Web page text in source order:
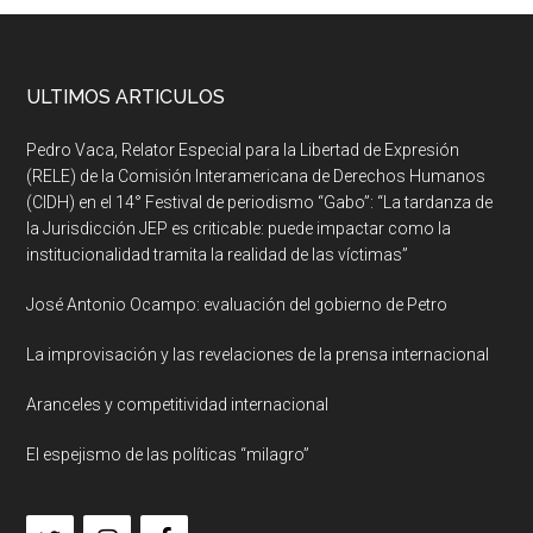
ULTIMOS ARTICULOS
Pedro Vaca, Relator Especial para la Libertad de Expresión
(RELE) de la Comisión Interamericana de Derechos Humanos
(CIDH) en el 14° Festival de periodismo “Gabo”: “La tardanza de
la Jurisdicción JEP es criticable: puede impactar como la
institucionalidad tramita la realidad de las víctimas”
José Antonio Ocampo: evaluación del gobierno de Petro
La improvisación y las revelaciones de la prensa internacional
Aranceles y competitividad internacional
El espejismo de las políticas “milagro”